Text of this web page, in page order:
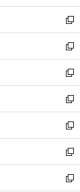
開
く
ウ
で
開
く
ン
ド
ウ
で
開
く
新
し
い
ウ
ィ
ン
ド
ウ
で
開
く
新
し
い
ウ
ィ
ン
ド
ウ
で
開
く
新
し
い
ウ
ィ
ン
ド
ウ
で
新
し
い
ウ
ィ
ン
ド
新
し
い
ウ
ィ
新
し
い
新